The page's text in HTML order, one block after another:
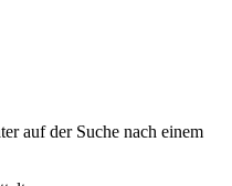
auf der Suche nach einem